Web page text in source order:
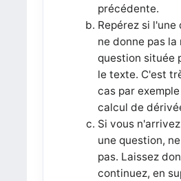
précédente.
Repérez si
ne donne pas la
question située
le texte. C'est
cas par
calcul de
Si vous
une question,
pas. Laissez
continuez, en